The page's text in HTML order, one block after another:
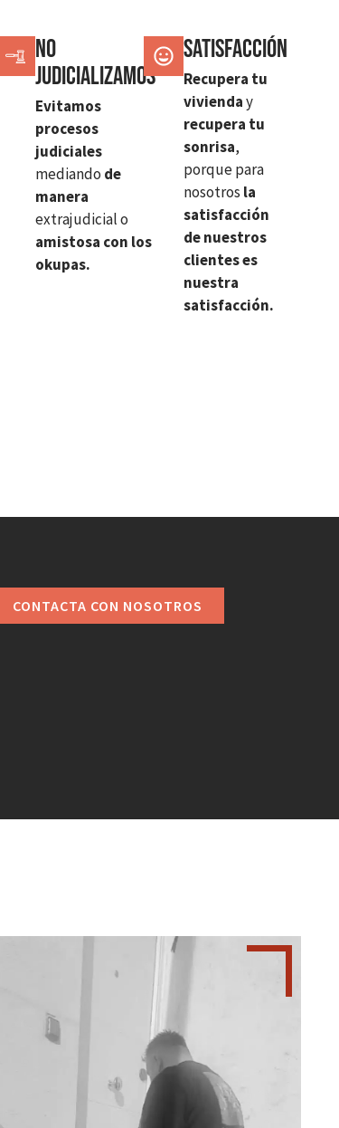
No
judicializamos
Evitamos
procesos
judiciales
mediando de
manera
extrajudicial o
amistosa con los
okupas.
SATISFACCIÓN
Recupera tu
vivienday
recupera tu
sonrisa,
porque para
nosotros la
satisfacción
de nuestros
clientes es
nuestra
satisfacción.
CONTACTA CON NOSOTROS